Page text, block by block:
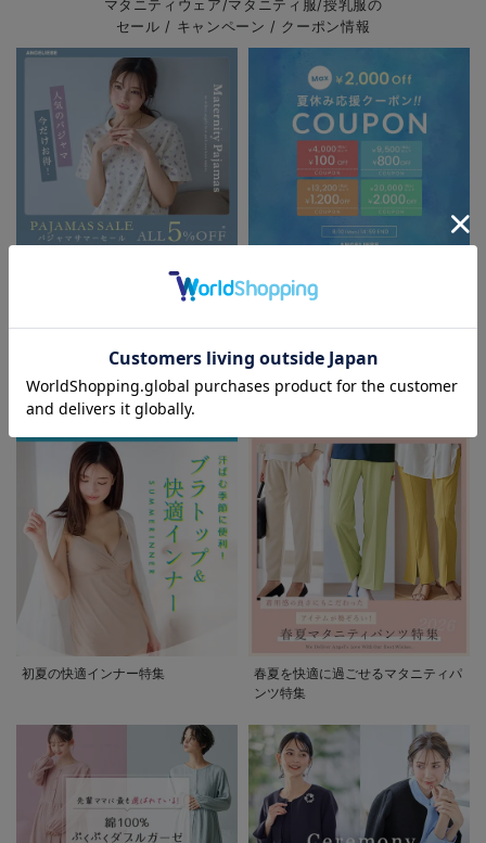
お気に入り商品を確認する
マタニティウェア/マタニティ服/授乳服の
セール / キャンペーン / クーポン情報
パジャマサマーセール全品5%OFF
夏休み応援クーポン MAX2,000円
OFF
FEATURE
マタニティウェア/授乳服/
マタニティ用品に関する特集
初夏の快適インナー特集
春夏を快適に過ごせるマタニティパ
ンツ特集